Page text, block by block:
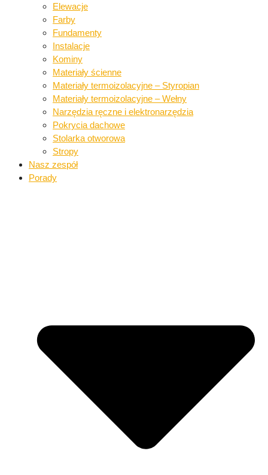
Elewacje
Farby
Fundamenty
Instalacje​
Kominy
Materiały ścienne​
Materiały termoizolacyjne – Styropian
Materiały termoizolacyjne – Wełny​
Narzędzia ręczne i elektronarzędzia​
Pokrycia dachowe​​
Stolarka otworowa
Stropy
Nasz zespół
Porady